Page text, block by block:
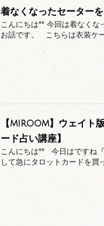
着なくなったセーター
こんにちは** 今回は着なくな
お話です。 こちらは衣装
【miroom】ウェイト
ード占い講座】
こんにちは** 今日はですね
して急にタロットカードを買